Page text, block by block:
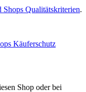
Shops Qualitätskriterien.
Käuferschutz
Shop oder bei